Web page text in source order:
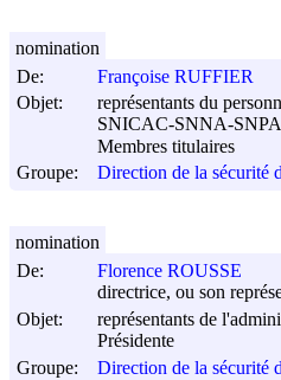
De:
Françoise RUFFIER
Objet:
représentants du
SNICAC-SNNA-
Membres titulaires
Groupe:
Direction de la sécurité
nomination
De:
Florence ROUSSE
directrice, ou son
Objet:
représentants de
Présidente
Groupe:
Direction de la sécurité
nomination